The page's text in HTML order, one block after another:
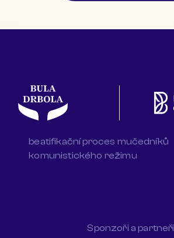
beatifikační proces mučedníků
komunistického režimu
Sponzoři a partneři